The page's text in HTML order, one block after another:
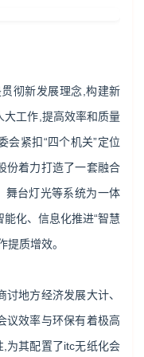
彻新发展理念,构建新
大工作,提高效率和质量
会紧扣“四个机关”定位
份着力打造了一套融合
舞台灯光等系统为一体
化、信息化推进“智慧
提质增效。
地方经济发展大计、
议效率与环保有着极高
为其配置了itc无纸化会